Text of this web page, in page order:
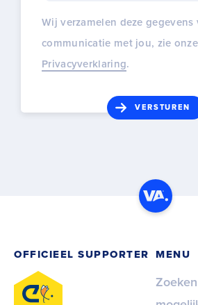
Wij verzamelen deze gegevens
communicatie met jou, zie onze
Privacyverklaring.
OFFICIEEL SUPPORTER MENU